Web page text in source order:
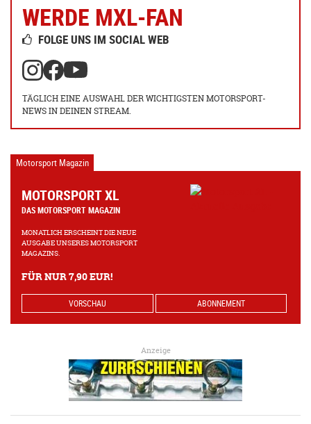
WERDE MXL-FAN
FOLGE UNS IM SOCIAL WEB
TÄGLICH EINE AUSWAHL DER WICHTIGSTEN MOTORSPORT-
NEWS IN DEINEN STREAM.
Motorsport Magazin
MOTORSPORT XL
DAS MOTORSPORT MAGAZIN
MONATLICH ERSCHEINT DIE NEUE
AUSGABE UNSERES MOTORSPORT
MAGAZINS.
FÜR NUR 7,90 EUR!
VORSCHAU ABONNEMENT
Anzeige